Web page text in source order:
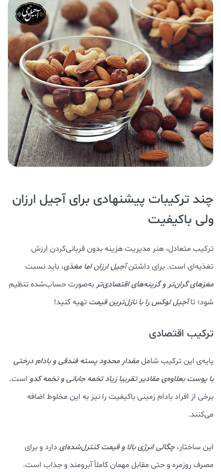
چند ترکیبات پیشنهادی برای آجیل ارزان
ولی باکیفیت
ترکیب متعادل، هنر مدیریت هزینه بدون قربانی‌کردن ارزش
تغذیه‌ای است. برای داشتنآجیل ارزان اما مغذی، باید نسبت
مغزهای گران‌تر و گزینه‌های اقتصادی‌تر به‌صورت حساب‌شده تنظیم
شود؛ تاآجیل لوکس را با نازل‌ترین قیمت تهیه کنید!
ترکیب اقتصادی
پایه‌ی این ترکیب شاملمقدار محدودپسته فندقی و بادام درختی
با پوست بعلاوه‌ی مقادیر تقریبا زیاد تخمه جابانی و تخمه کدو است.
برخی از افراد بادام زمینی باکیفیت را نیز به این مخلوط اضافه
می‌کنند.
این ساختار،چگالی انرژی بالا و قیمت کنترل‌شده‌ای دارد و برای
مصرف روزمره و حتی مقابل مهمان کاملاً آبرومند و جذاب است.